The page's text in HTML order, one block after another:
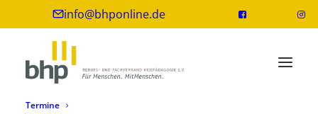
info@bhponline.de
Termine